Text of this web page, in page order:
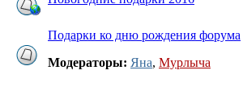
Подарки ко дню рождения форума
Модераторы: Яна, Мурлыча